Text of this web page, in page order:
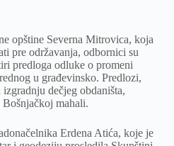
opštine Severna Mitrovica, koja
pre održavanja, odbornici su
predloga odluke o promeni
u građevinsko. Predlozi,
dečjeg obdaništa,
Bošnjačkoj mahali.
Erdena Atića, koje je